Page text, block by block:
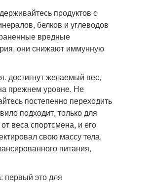
продуктов с
белков и углеводов
вредные
они снижают иммунную
достигнут желаемый вес,
прежнем уровне. Не
постепенно переходить
подходит, только для
веса спортсмена, и его
свою массу тела,
питания,
первый это для